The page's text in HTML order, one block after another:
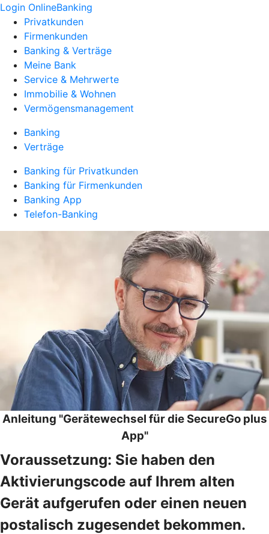
Login OnlineBanking
Privatkunden
Firmenkunden
Banking & Verträge
Meine Bank
Service & Mehrwerte
Immobilie & Wohnen
Vermögensmanagement
Banking
Verträge
Banking für Privatkunden
Banking für Firmenkunden
Banking App
Telefon-Banking
Anleitung "Gerätewechsel für die SecureGo plus
App"
Voraussetzung: Sie haben den
Aktivierungscode auf Ihrem alten
Gerät aufgerufen oder einen neuen
postalisch zugesendet bekommen.